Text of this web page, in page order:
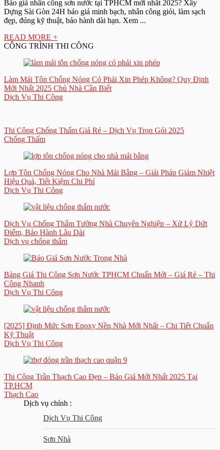
Báo giá nhân công sơn nước tại TPHCM mới nhất 2025? Xây
Dựng Sài Gòn 24H báo giá minh bạch, nhân công giỏi, làm sạch
đẹp, đúng kỹ thuật, bảo hành dài hạn. Xem ...
READ MORE +
CÔNG TRÌNH THI CÔNG
Làm Mái Tôn Chống Nóng Có Phải Xin Phép Không? Quy Định
Mới Nhất 2025 Chủ Nhà Cần Biết
Dịch Vụ Thi Công
Thi Công Chống Thấm Giá Rẻ – Dịch Vụ Trọn Gói 2025
Chống Thấm
Lợp Tôn Chống Nóng Cho Nhà Mái Bằng – Giải Pháp Giảm Nhiệt
Hiệu Quả, Tiết Kiệm Chi Phí
Dịch Vụ Thi Công
Dịch Vụ Chống Thấm Tường Nhà Chuyên Nghiệp – Xử Lý Dứt
Điểm, Bảo Hành Lâu Dài
Dịch vụ chống thấm
Bảng Giá Thi Công Sơn Nước TPHCM Chuẩn Mới – Giá Rẻ – Thi
Công Nhanh
Dịch Vụ Thi Công
[2025] Định Mức Sơn Epoxy Nền Nhà Mới Nhất – Chi Tiết Chuẩn
Kỹ Thuật
Dịch Vụ Thi Công
Thi Công Trần Thạch Cao Đẹp – Báo Giá Mới Nhất 2025 Tại
TP.HCM
Thạch Cao
Dịch vụ chính :
Dịch Vụ Thi Công
Sơn Nhà